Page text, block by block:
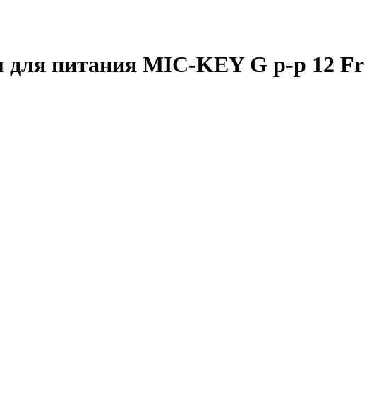
для питания MIC-KEY G р-р 12 Fr